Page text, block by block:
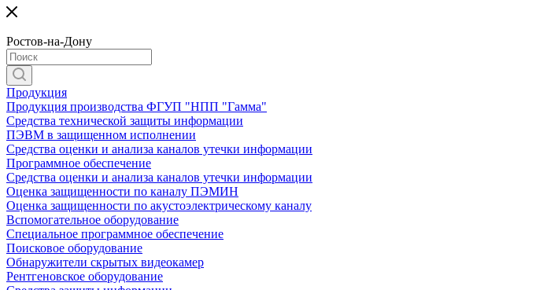
Ростов-на-Дону
Продукция
Продукция производства ФГУП "НПП "Гамма"
Средства технической защиты информации
ПЭВМ в защищенном исполнении
Средства оценки и анализа каналов утечки информации
Программное обеспечение
Средства оценки и анализа каналов утечки информации
Оценка защищенности по каналу ПЭМИН
Оценка защищенности по акустоэлектрическому каналу
Вспомогательное оборудование
Специальное программное обеспечение
Поисковое оборудование
Обнаружители скрытых видеокамер
Рентгеновское оборудование